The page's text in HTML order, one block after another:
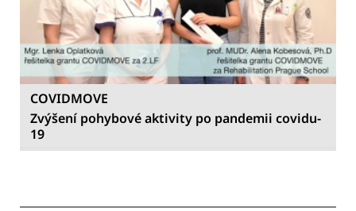
COVIDMOVE
Zvýšení pohybové aktivity po pandemii covidu-
19